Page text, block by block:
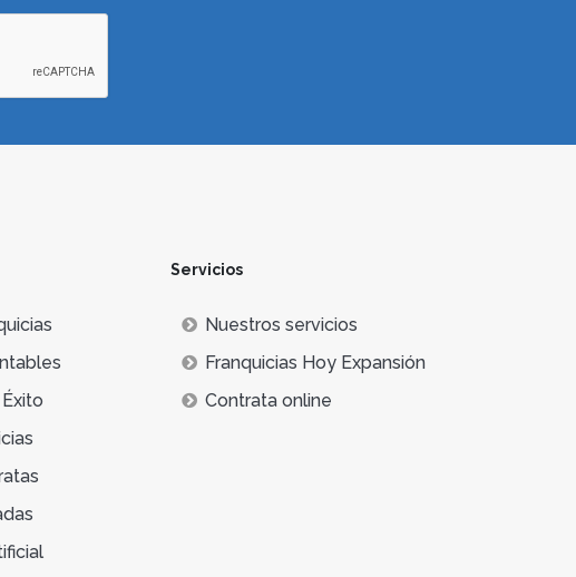
Servicios
Nuestros servicios
Franquicias Hoy Expansión
Contrata online